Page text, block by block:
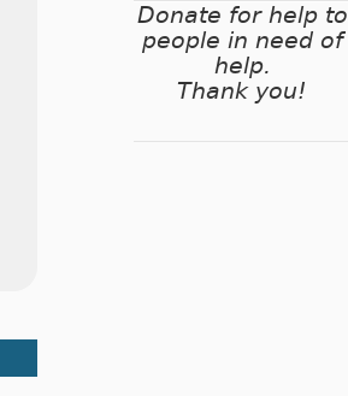
Donate for help to
people in need of
help.
Thank you!